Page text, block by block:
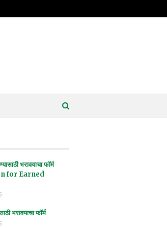
भरावयाचा फॉर्म
for Earned
भरावयाचा फॉर्म